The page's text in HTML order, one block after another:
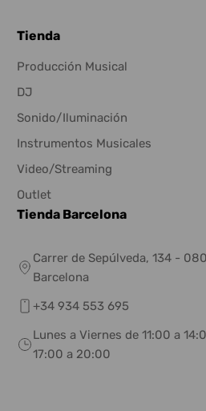
Tienda
Producción Musical
DJ
Sonido/Iluminación
Instrumentos Musicales
Video/Streaming
Outlet
Tienda Barcelona
Carrer de Sepúlveda, 134 -
Barcelona
+34 934 553 695
Lunes a Viernes de 11:00 a
17:00 a 20:00